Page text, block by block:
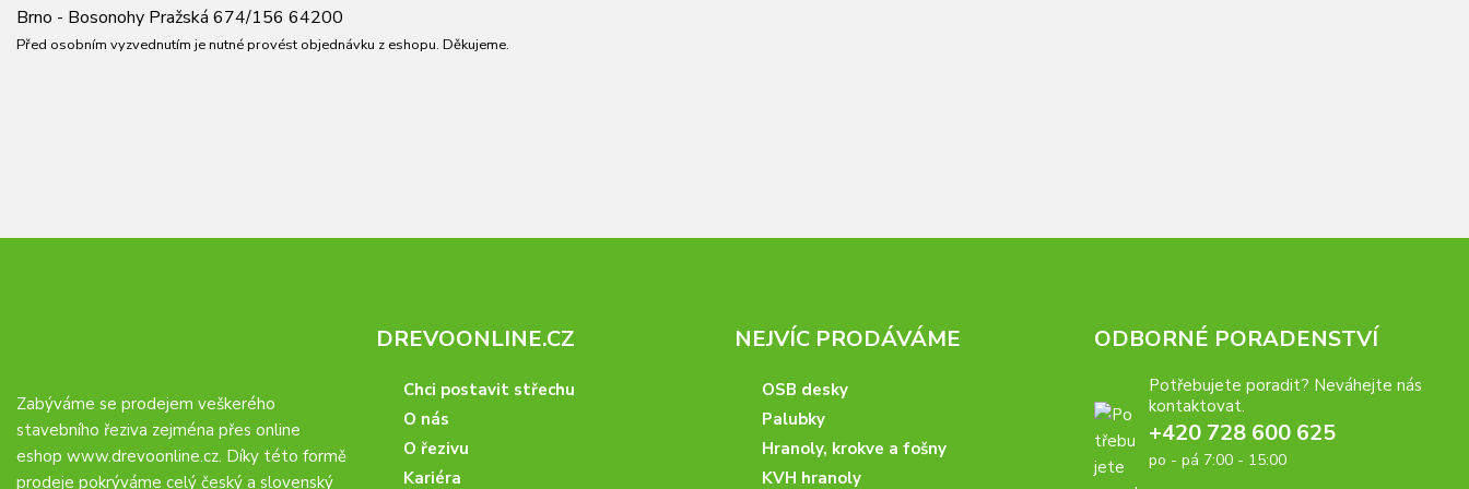
Brno - Bosonohy Pražská 674/156 64200
Před osobním vyzvednutím je nutné provést objednávku z eshopu. Děkujeme.
Zabýváme se prodejem veškerého
stavebního řeziva zejména přes online
eshop www.drevoonline.cz. Díky této formě
prodeje pokrýváme celý český a slovenský
DREVOONLINE.CZ
Chci postavit střechu
O nás
O řezivu
Kariéra
NEJVÍC PRODÁVÁME
OSB desky
Palubky
Hranoly, krokve a fošny
KVH hranoly
ODBORNÉ PORADENSTVÍ
Potřebujete poradit? Neváhejte nás
kontaktovat.
+420 728 600 625
po - pá 7:00 - 15:00